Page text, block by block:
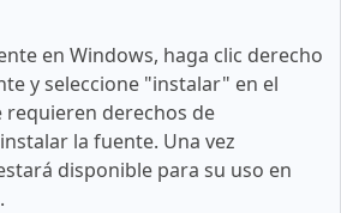
en Windows, haga clic derecho
y seleccione "instalar" en el
requieren derechos de
la fuente. Una vez
disponible para su uso en